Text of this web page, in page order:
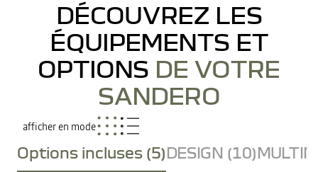
DÉCOUVREZ LES
ÉQUIPEMENTS ET
OPTIONS DE VOTRE
SANDERO
afficher en mode
Options incluses (5)DESIGN (10)